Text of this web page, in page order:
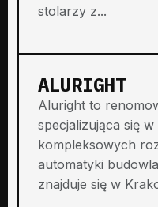
stolarzy z...
ALURIGHT
Aluright to
specjalizująca się
kompleksowych
automatyki
znajduje się w